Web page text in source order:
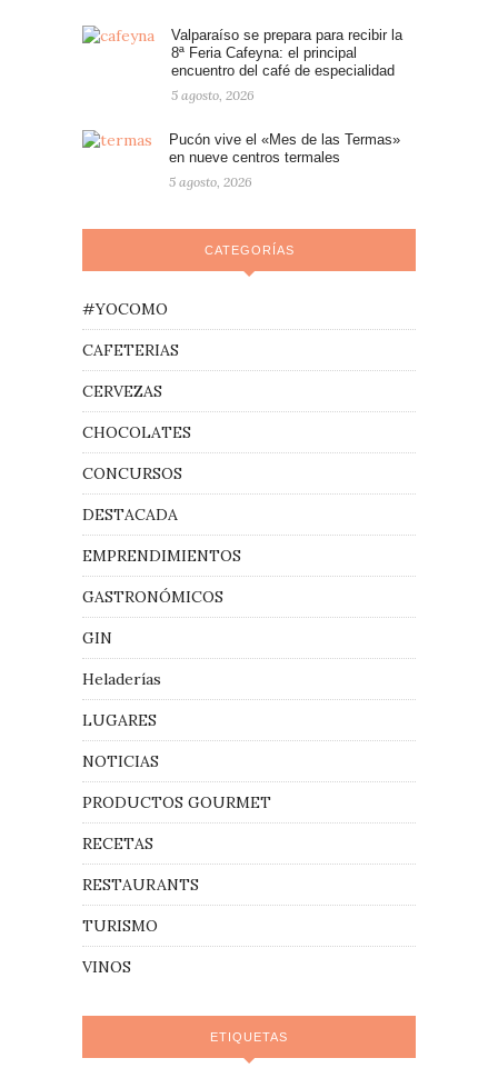
Valparaíso se prepara para recibir la
8ª Feria Cafeyna: el principal
encuentro del café de especialidad
5 agosto, 2026
Pucón vive el «Mes de las Termas»
en nueve centros termales
5 agosto, 2026
CATEGORÍAS
#YOCOMO
CAFETERIAS
CERVEZAS
CHOCOLATES
CONCURSOS
DESTACADA
EMPRENDIMIENTOS
GASTRONÓMICOS
GIN
Heladerías
LUGARES
NOTICIAS
PRODUCTOS GOURMET
RECETAS
RESTAURANTS
TURISMO
VINOS
ETIQUETAS